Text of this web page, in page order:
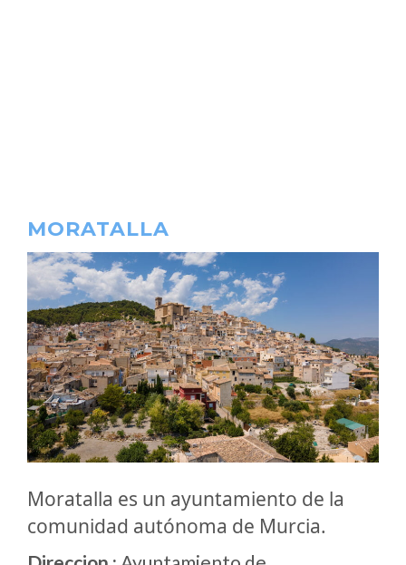
MORATALLA
Moratalla es un ayuntamiento de la
comunidad autónoma de Murcia.